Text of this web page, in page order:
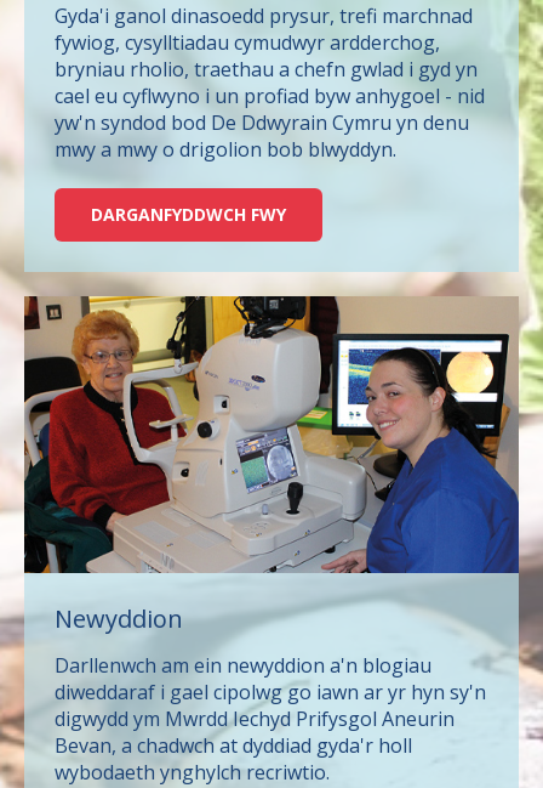
Gyda'i ganol dinasoedd prysur, trefi marchnad
fywiog, cysylltiadau cymudwyr ardderchog,
bryniau rholio, traethau a chefn gwlad i gyd yn
cael eu cyflwyno i un profiad byw anhygoel - nid
yw'n syndod bod De Ddwyrain Cymru yn denu
mwy a mwy o drigolion bob blwyddyn.
DARGANFYDDWCH FWY
Newyddion
Darllenwch am ein newyddion a'n blogiau
diweddaraf i gael cipolwg go iawn ar yr hyn sy'n
digwydd ym Mwrdd Iechyd Prifysgol Aneurin
Bevan, a chadwch at dyddiad gyda'r holl
wybodaeth ynghylch recriwtio.